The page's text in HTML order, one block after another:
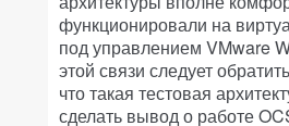
функционировали на
под управлением VMware
этой связи следует
что такая тестовая
сделать вывод о работе